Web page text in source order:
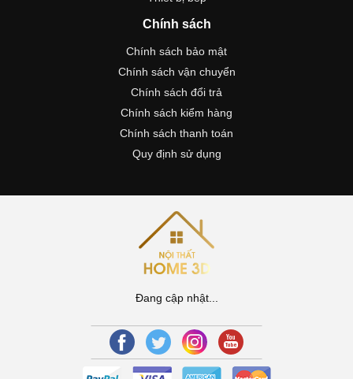
Chính sách
Chính sách bảo mật
Chính sách vận chuyển
Chính sách đổi trả
Chính sách kiểm hàng
Chính sách thanh toán
Quy định sử dụng
Đang cập nhật...